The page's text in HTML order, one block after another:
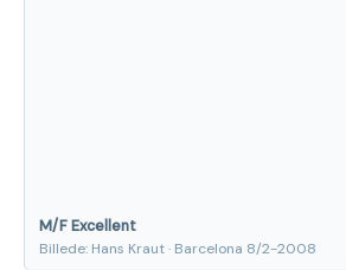
M/F Excellent
Billede: Hans Kraut · Barcelona 8/2-2008